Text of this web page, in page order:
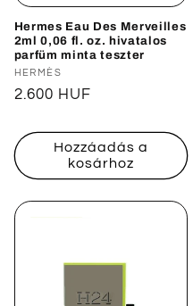
Hermes Eau Des Merveilles
2ml 0,06 fl. oz. hivatalos
parfüm minta teszter
Forgalmazó:
HERMÈS
Normál
2.600 HUF
Hozzáadás a
kosárhoz